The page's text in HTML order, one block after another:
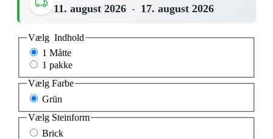
11. august 2026 - 17. august 2026
Vælg Indhold
1 Måtte
1 pakke
Vælg Farbe
Grün
Vælg Steinform
Brick